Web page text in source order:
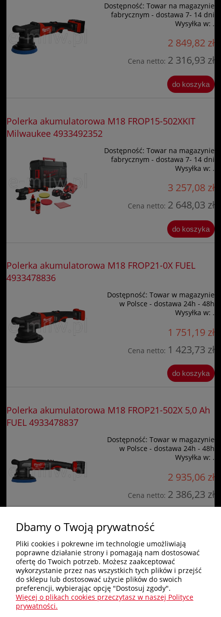
Dostępność: Towar na magazynie
fabrycznym - dostawa 7- 14 dni
Wysyłka w: .
2 849,82 zł
Cena netto: 2 316,93 zł
do koszyka
Polerka akumulatorowa M18 FROP15-502XKIT
Milwaukee 4933492352
Dostępność: Towar na magazynie
fabrycznym - dostawa 7- 14 dni
Wysyłka w: .
3 257,08 zł
Cena netto: 2 648,03 zł
do koszyka
Polerka akumulatorowa M18 FROP21-0X FUEL
4933478836
Dostępność: Towar w magazynie
w Polsce - dostawa 24h - 48h
Wysyłka w: .
1 751,19 zł
Cena netto: 1 423,73 zł
do koszyka
Polerka akumulatorowa M18 FROP21-502X 5,0 Ah
FUEL 4933478837
Dostępność: Towar w magazynie
w Polsce - dostawa 24h - 48h
Wysyłka w: .
2 935,06 zł
Cena netto: 2 386,23 zł
Zakupy
Pomoc
Dbamy o Twoją prywatność
Pliki cookies i pokrewne im technologie umożliwiają
poprawne działanie strony i pomagają nam dostosować
ofertę do Twoich potrzeb. Możesz zaakceptować
wykorzystanie przez nas wszystkich tych plików i przejść
do sklepu lub dostosować użycie plików do swoich
preferencji, wybierając opcję "Dostosuj zgody".
Więcej o plikach cookies przeczytasz w naszej Polityce
prywatności.